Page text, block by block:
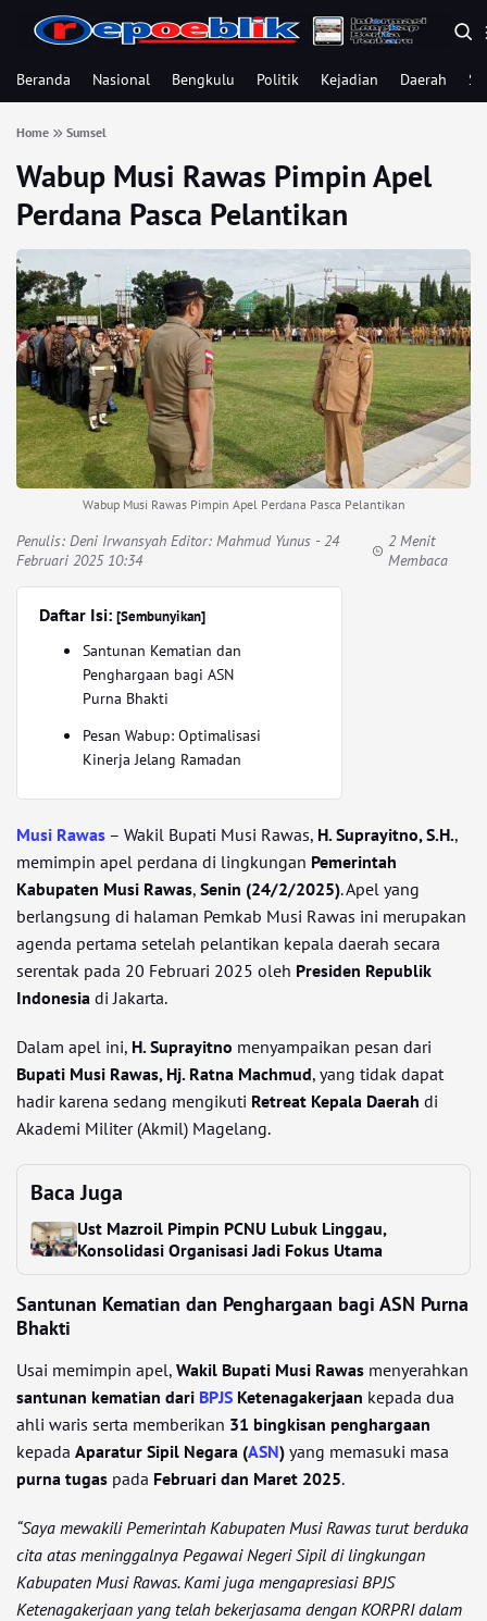
Beranda Nasional Bengkulu Politik Kejadian Daerah
Home Sumsel
Wabup Musi Rawas Pimpin Apel
Perdana Pasca Pelantikan
Wabup Musi Rawas Pimpin Apel Perdana Pasca Pelantikan
Penulis: Deni Irwansyah Editor: Mahmud Yunus - 24
Februari 2025 10:34
2 Menit
Membaca
Daftar Isi: [Sembunyikan]
Santunan Kematian dan
Penghargaan bagi ASN
Purna Bhakti
Pesan Wabup: Optimalisasi
Kinerja Jelang Ramadan
Musi Rawas – Wakil Bupati Musi Rawas, H. Suprayitno, S.H.,
memimpin apel perdana di lingkungan Pemerintah
Kabupaten Musi Rawas, Senin (24/2/2025). Apel yang
berlangsung di halaman Pemkab Musi Rawas ini merupakan
agenda pertama setelah pelantikan kepala daerah secara
serentak pada 20 Februari 2025 oleh Presiden Republik
Indonesia di Jakarta.
Dalam apel ini, H. Suprayitno menyampaikan pesan dari
Bupati Musi Rawas, Hj. Ratna Machmud, yang tidak dapat
hadir karena sedang mengikuti Retreat Kepala Daerah di
Akademi Militer (Akmil) Magelang.
Baca Juga
Ust Mazroil Pimpin PCNU Lubuk Linggau,
Konsolidasi Organisasi Jadi Fokus Utama
Santunan Kematian dan Penghargaan bagi ASN Purna
Bhakti
Usai memimpin apel, Wakil Bupati Musi Rawas menyerahkan
santunan kematian dari BPJS Ketenagakerjaan kepada dua
ahli waris serta memberikan 31 bingkisan penghargaan
kepada Aparatur Sipil Negara (ASN) yang memasuki masa
purna tugas pada Februari dan Maret 2025.
“Saya mewakili Pemerintah Kabupaten Musi Rawas turut berduka
cita atas meninggalnya Pegawai Negeri Sipil di lingkungan
Kabupaten Musi Rawas. Kami juga mengapresiasi BPJS
Ketenagakerjaan yang telah bekerjasama dengan KORPRI dalam